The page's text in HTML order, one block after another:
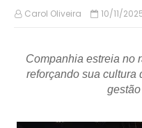
Carol Oliveira 10/11/
Companhia estreia no
reforçando sua cultura